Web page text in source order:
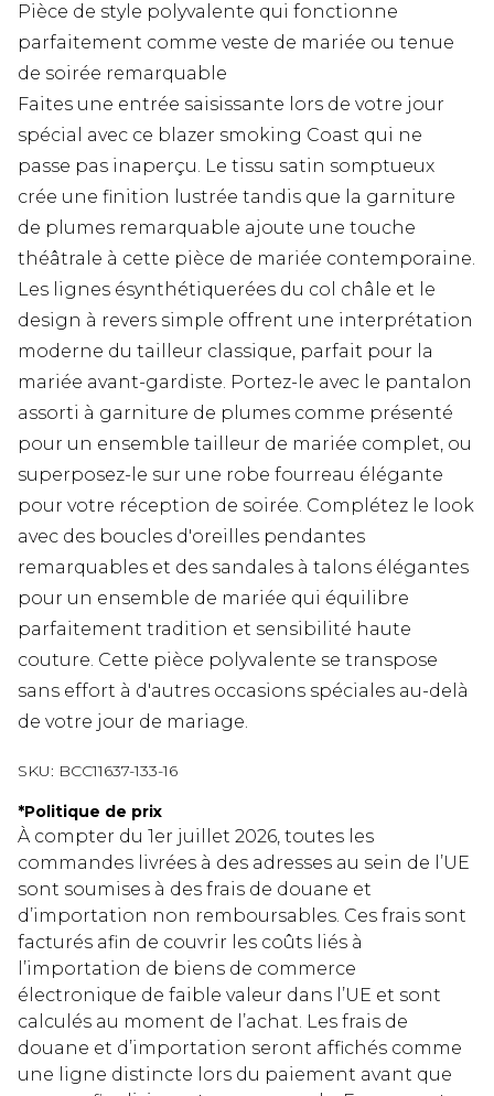
Pièce de style polyvalente qui fonctionne
parfaitement comme veste de mariée ou tenue
de soirée remarquable
Faites une entrée saisissante lors de votre jour
spécial avec ce blazer smoking Coast qui ne
passe pas inaperçu. Le tissu satin somptueux
crée une finition lustrée tandis que la garniture
de plumes remarquable ajoute une touche
théâtrale à cette pièce de mariée contemporaine.
Les lignes ésynthétiquerées du col châle et le
design à revers simple offrent une interprétation
moderne du tailleur classique, parfait pour la
mariée avant-gardiste. Portez-le avec le pantalon
assorti à garniture de plumes comme présenté
pour un ensemble tailleur de mariée complet, ou
superposez-le sur une robe fourreau élégante
pour votre réception de soirée. Complétez le look
avec des boucles d'oreilles pendantes
remarquables et des sandales à talons élégantes
pour un ensemble de mariée qui équilibre
parfaitement tradition et sensibilité haute
couture. Cette pièce polyvalente se transpose
sans effort à d'autres occasions spéciales au-delà
de votre jour de mariage.
SKU: BCC11637-133-16
*Politique de prix
À compter du 1er juillet 2026, toutes les
commandes livrées à des adresses au sein de l’UE
sont soumises à des frais de douane et
d’importation non remboursables. Ces frais sont
facturés afin de couvrir les coûts liés à
l’importation de biens de commerce
électronique de faible valeur dans l’UE et sont
calculés au moment de l’achat. Les frais de
douane et d’importation seront affichés comme
une ligne distincte lors du paiement avant que